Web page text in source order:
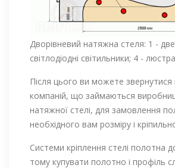
Дворівневий натяжна стеля: 1 -
світлодіодні світильники; 4 -
Після цього ви можете звернутися
компаній, що займаються
натяжної стелі, для замовлення
необхідного вам розміру і
Системи кріплення стелі полотна
тому купувати полотно і профіль